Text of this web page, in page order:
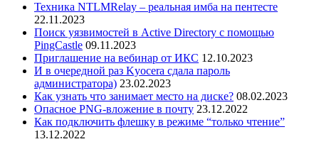
Техника NTLMRelay – реальная имба на пентесте
22.11.2023
Поиск уязвимостей в Active Directory с помощью
PingCastle 09.11.2023
Приглашение на вебинар от ИКС 12.10.2023
И в очередной раз Kyocera сдала пароль
администратора) 23.02.2023
Как узнать что занимает место на диске? 08.02.2023
Опасное PNG-вложение в почту 23.12.2022
Как подключить флешку в режиме “только чтение”
13.12.2022